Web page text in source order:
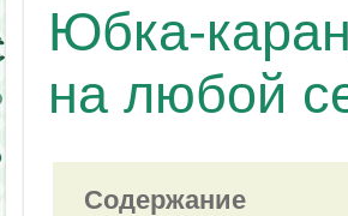
Юбка-
на любой
Содержание